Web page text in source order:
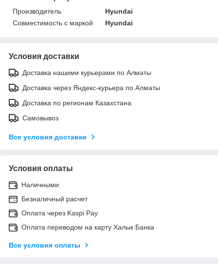
Производитель
Hyundai
Совместимость с маркой
Hyundai
Условия доставки
Доставка нашими курьерами по Алматы
Доставка через Яндекс-курьера по Алматы
Доставка по регионам Казахстана
Самовывоз
Все условия доставки
Условия оплаты
Наличными
Безналичный расчет
Оплата через Kaspi Pay
Оплата переводом на карту Халык Банка
Все условия оплаты